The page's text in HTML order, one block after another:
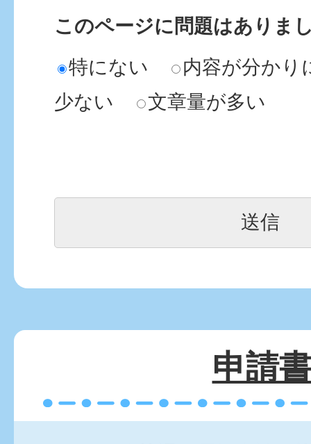
このページに問題はありま
特にない
内容が分かり
少ない
文章量が多い
申請